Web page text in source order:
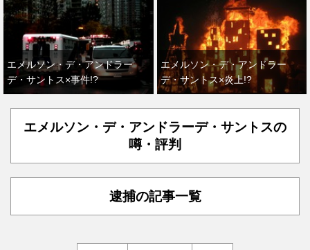
エメルソン・デ・アンドラー
デ・サントス×事件!?
エメルソン・デ・アンドラー
デ・サントス×炎上!?
エメルソン・デ・アンドラーデ・サントスの
噂・評判
逮捕の記事一覧